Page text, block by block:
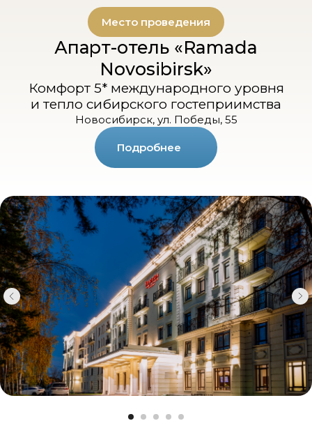
Место проведения
Апарт-отель «Ramada
Novosibirsk»
Комфорт 5* международного уровня
и тепло сибирского гостеприимства
Новосибирск, ул. Победы, 55
Подробнее